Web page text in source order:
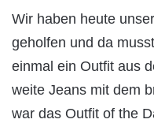
Wir haben heute
geholfen und da
einmal ein Outfit aus
weite Jeans mit dem
war das Outfit of the